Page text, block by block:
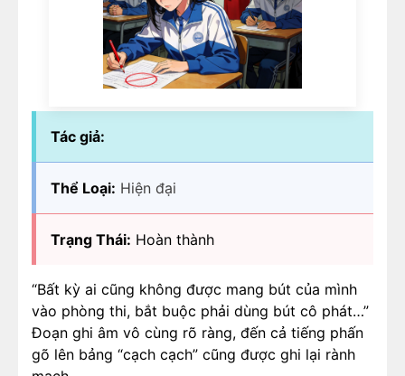
Tác giả:
Thể Loại: Hiện đại
Trạng Thái: Hoàn thành
“Bất kỳ ai cũng không được mang bút của mình
vào phòng thi, bắt buộc phải dùng bút cô phát…”
Đoạn ghi âm vô cùng rõ ràng, đến cả tiếng phấn
gõ lên bảng “cạch cạch” cũng được ghi lại rành